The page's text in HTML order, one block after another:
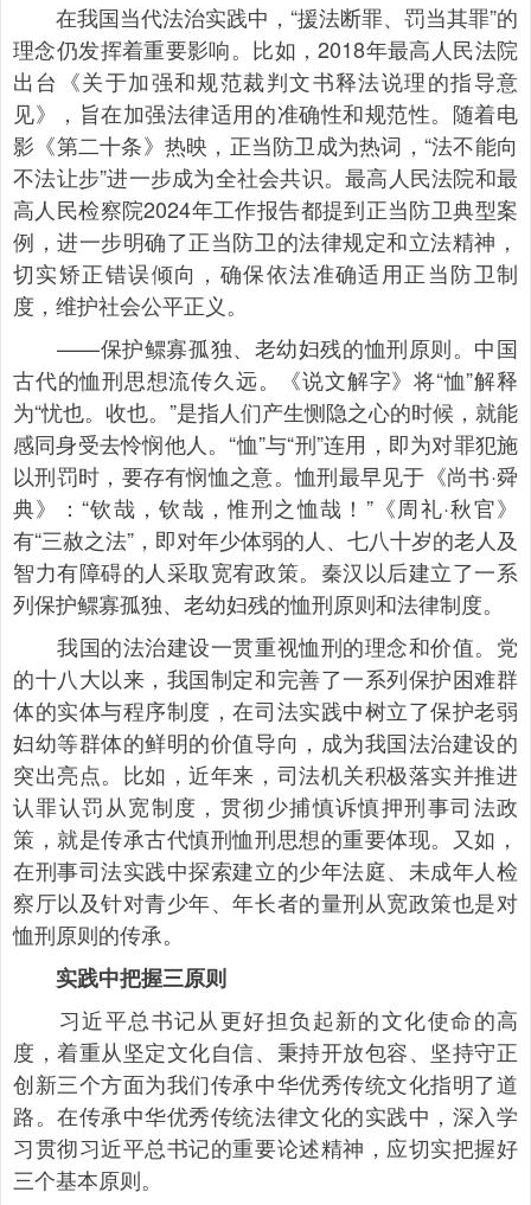
在我国当代法治实践中，“援法断罪、罚当其罪”的
理念仍发挥着重要影响。比如，2018年最高人民法院
出台《关于加强和规范裁判文书释法说理的指导意
见》，旨在加强法律适用的准确性和规范性。随着电
影《第二十条》热映，正当防卫成为热词，“法不能向
不法让步”进一步成为全社会共识。最高人民法院和最
高人民检察院2024年工作报告都提到正当防卫典型案
例，进一步明确了正当防卫的法律规定和立法精神，
切实矫正错误倾向，确保依法准确适用正当防卫制
度，维护社会公平正义。
——保护鳏寡孤独、老幼妇残的恤刑原则。中国
古代的恤刑思想流传久远。《说文解字》将“恤”解释
为“忧也。收也。”是指人们产生恻隐之心的时候，就能
感同身受去怜悯他人。“恤”与“刑”连用，即为对罪犯施
以刑罚时，要存有悯恤之意。恤刑最早见于《尚书·舜
典》：“钦哉，钦哉，惟刑之恤哉！”《周礼·秋官》
有“三赦之法”，即对年少体弱的人、七八十岁的老人及
智力有障碍的人采取宽宥政策。秦汉以后建立了一系
列保护鳏寡孤独、老幼妇残的恤刑原则和法律制度。
我国的法治建设一贯重视恤刑的理念和价值。党
的十八大以来，我国制定和完善了一系列保护困难群
体的实体与程序制度，在司法实践中树立了保护老弱
妇幼等群体的鲜明的价值导向，成为我国法治建设的
突出亮点。比如，近年来，司法机关积极落实并推进
认罪认罚从宽制度，贯彻少捕慎诉慎押刑事司法政
策，就是传承古代慎刑恤刑思想的重要体现。又如，
在刑事司法实践中探索建立的少年法庭、未成年人检
察厅以及针对青少年、年长者的量刑从宽政策也是对
恤刑原则的传承。
实践中把握三原则
习近平总书记从更好担负起新的文化使命的高
度，着重从坚定文化自信、秉持开放包容、坚持守正
创新三个方面为我们传承中华优秀传统文化指明了道
路。在传承中华优秀传统法律文化的实践中，深入学
习贯彻习近平总书记的重要论述精神，应切实把握好
三个基本原则。